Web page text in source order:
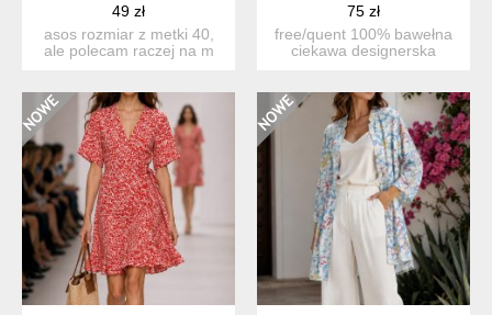
49 zł
asos rozmiar z metki 40,
ale polecam raczej na m
75 zł
free/quent 100% bawełna
ciekawa designerska